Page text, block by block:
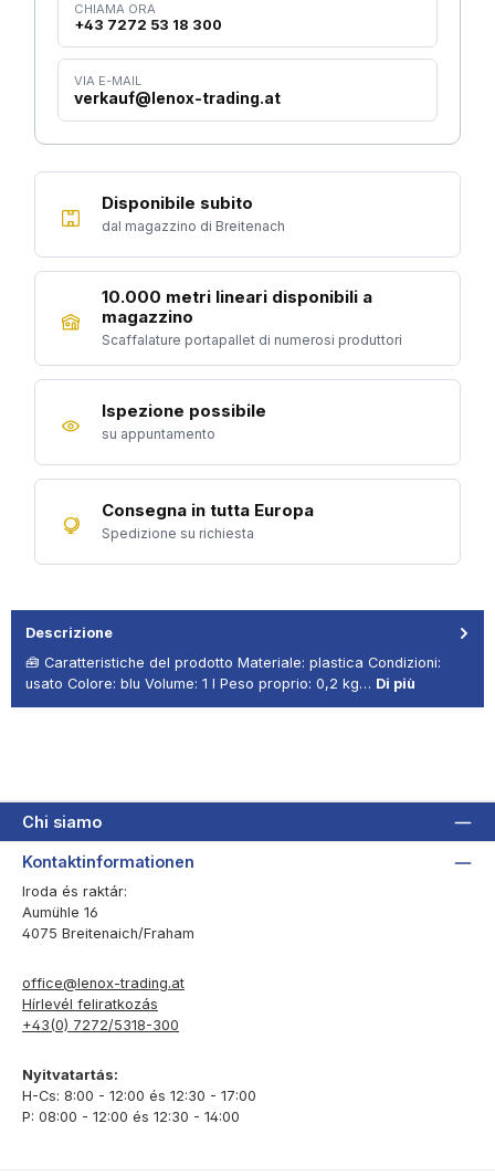
CHIAMA ORA
+43 7272 53 18 300
VIA E-MAIL
verkauf@lenox-trading.at
Disponibile subito
dal magazzino di Breitenach
10.000 metri lineari disponibili a
magazzino
Scaffalature portapallet di numerosi produttori
Ispezione possibile
su appuntamento
Consegna in tutta Europa
Spedizione su richiesta
Descrizione
🧰 Caratteristiche del prodotto Materiale: plastica Condizioni:
usato Colore: blu Volume: 1 l Peso proprio: 0,2 kg… Di più
Chi siamo
Kontaktinformationen
Iroda és raktár:
Aumühle 16
4075 Breitenaich/Fraham
office@lenox-trading.at
Hírlevél feliratkozás
+43(0) 7272/5318-300
Nyitvatartás:
H-Cs: 8:00 - 12:00 és 12:30 - 17:00
P: 08:00 - 12:00 és 12:30 - 14:00